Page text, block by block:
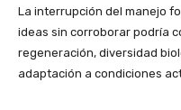
La interrupción del manejo
ideas sin corroborar podría
regeneración, diversidad
adaptación a condiciones